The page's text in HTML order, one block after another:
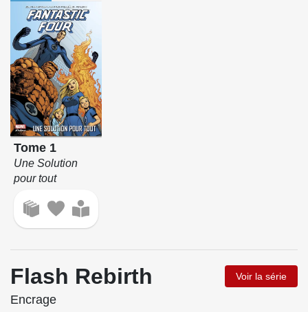
Tome 1
Une Solution
pour tout
Flash Rebirth Voir la série
Encrage